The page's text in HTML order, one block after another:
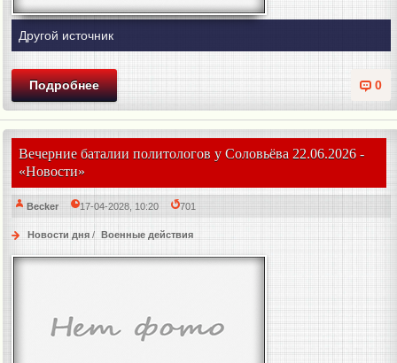
Другой источник
0
Подробнее
Вечерние баталии политологов у Соловьёва 22.06.2026 -
«Новости»
Becker 17-04-2028, 10:20 701
Новости дня / Военные действия